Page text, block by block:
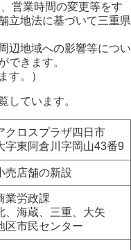
営業時間の変更等をす
立地法に基づいて三重県
辺地域への影響等につい
できます。
す。）
しています。
クロスプラザ四日市
字東阿倉川字岡山43番9
売店舗の新設
業労政課
、海蔵、三重、大矢
区市民センター